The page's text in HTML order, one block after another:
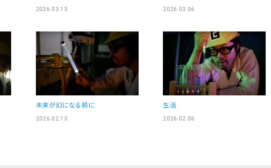
2026.03.13 2026.03.06
未来が幻になる前に
2026.02.13
生活
2026.02.06